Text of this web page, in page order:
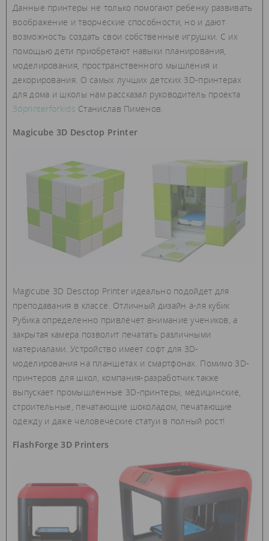
Данные принтеры не только помогают ребенку развивать
воображение и творческие способности, но и дают
возможность создать свои собственные игрушки. С их
помощью дети приобретают навыки планирования,
моделирования, пространственного мышления и
декорирования. О самых лучших детских 3D-принтерах
для дома и школы нам рассказал руководитель проекта
3dprinterforkids Станислав Пименов.
Magicube 3D Desctop Printer
Magicube 3D Desctop Printer идеально подойдет для
преподавания в классе. Отличный дизайн а-ля кубик
Рубика определенно привлечет внимание учеников, а
закрытая камера позволит печатать различными
материалами. Устройство имеет софт для 3D-
моделирования на планшетах и смартфонах. Помимо 3D-
принтеров для школ, компания-разработчик также
выпускает промышленные 3D-принтеры, медицинские,
строительные, печатающие шоколадом, печатающие
одежду и даже человеческие статуи в полный рост!
FlashForge 3D Printers